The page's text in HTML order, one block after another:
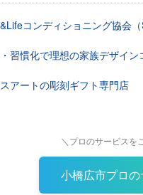
コンディショニング協会（
習慣化で理想の家族デザイン
アートの彫刻ギフト専門店
＼プロのサービスを
小橋広市プロ